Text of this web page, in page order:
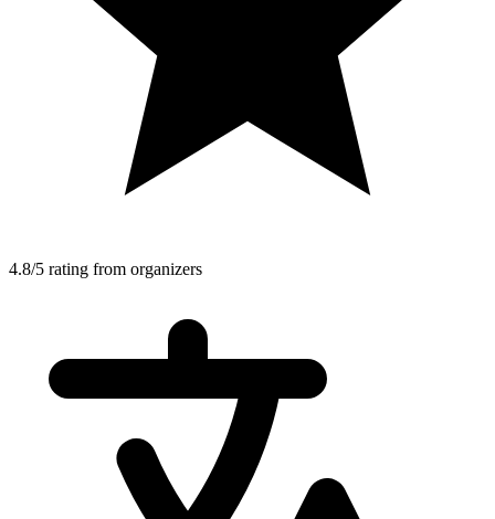
4.8/5 rating from organizers